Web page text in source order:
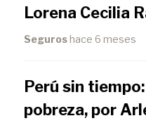
Lorena Cecilia
Seguros hace 6 meses
Perú sin
pobreza, por